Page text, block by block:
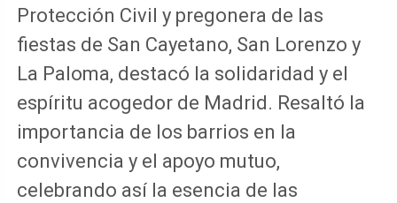
Protección Civil y pregonera de las
fiestas de San Cayetano, San Lorenzo y
La Paloma, destacó la solidaridad y el
espíritu acogedor de Madrid. Resaltó la
importancia de los barrios en la
convivencia y el apoyo mutuo,
celebrando así la esencia de las